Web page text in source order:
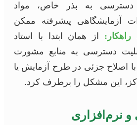
دسترسی به بذر خاص، مواد
آزمایشگاهی پیشرفته ممکن
راهکار: از همان ابتدا با استاد
دسترسی به منابع مشورت
اصلاح جزئی در طرح آزمایش یا
این مشکل را برطرف کرد.
نرم‌افزاری